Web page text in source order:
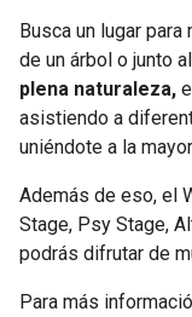
Busca un lugar
de un árbol o junto
plena naturaleza,
asistiendo a
uniéndote a la
Además de eso, el
Stage, Psy Stage,
podrás difrutar de
Para más